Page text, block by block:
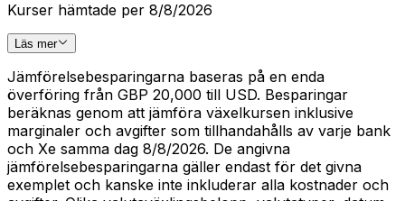
Kurser hämtade per 8/8/2026
Läs mer
Jämförelsebesparingarna baseras på en enda
överföring från GBP 20,000 till USD. Besparingar
beräknas genom att jämföra växelkursen inklusive
marginaler och avgifter som tillhandahålls av varje bank
och Xe samma dag 8/8/2026. De angivna
jämförelsebesparingarna gäller endast för det givna
exemplet och kanske inte inkluderar alla kostnader och